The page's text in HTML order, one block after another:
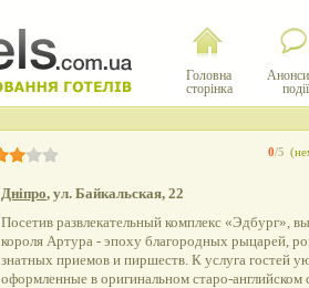
Головна
сторінка
події
0/5
Дніпро, ул. Байкальская, 22
Посетив развлекательный комплекс «Эдбург»,
короля Артура - эпоху благородных рыцарей,
знатных приемов и пиршеств. К услуга гостей
оформленные в оригинальном старо-английском